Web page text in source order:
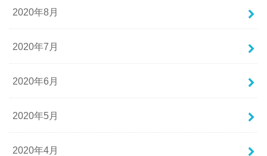
2020年8月
2020年7月
2020年6月
2020年5月
2020年4月